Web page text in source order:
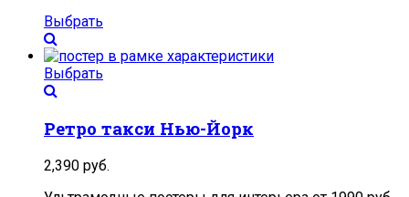
Выбрать
Выбрать
Ретро такси Нью-Йорк
2,390 руб.